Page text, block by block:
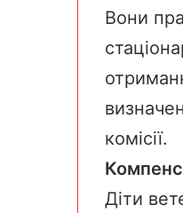
Вони
комісії.
Діти